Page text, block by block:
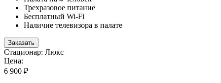
Трехразовое питание
Бесплатный Wi-Fi
Наличие телевизора в палате
Заказать
Стационар: Люкс
Цена:
6 900 ₽